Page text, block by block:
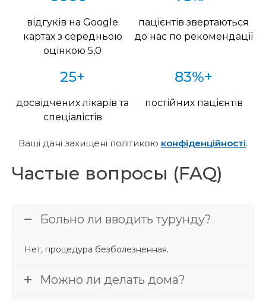
відгуків на Google
картах з середньою
оцінкою 5,0
пацієнтів звертаються
до нас по рекомендації
25+
досвідчених лікарів та
спеціалістів
83%+
постійних пацієнтів
Ваші дані захищені політикою конфіденційності.
Частые вопросы (FAQ)
Больно ли вводить турунду?
Нет, процедура безболезненная.
Можно ли делать дома?